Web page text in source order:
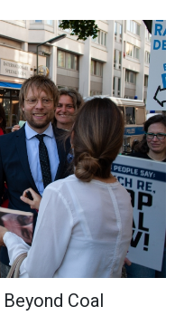
Coal